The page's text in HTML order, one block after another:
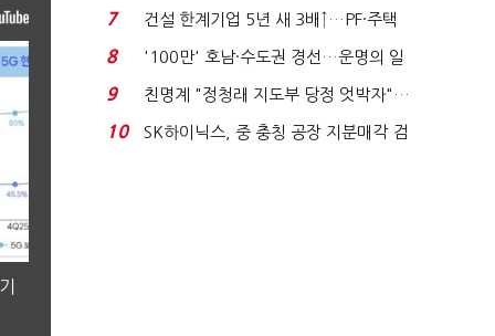
노동자는 강행군…'야...
7
건설 한계기업 5년 새 3배↑…PF·주택
침체에 재무 ...
8
'100만' 호남·수도권 경선…운명의 일
주일
9
친명계 "정청래 지도부 당정 엇박자"…
친청계 "신천지 오...
10
SK하이닉스, 중 충칭 공장 지분매각 검